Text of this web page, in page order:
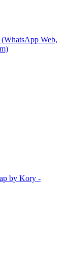
Web,
by Kory -